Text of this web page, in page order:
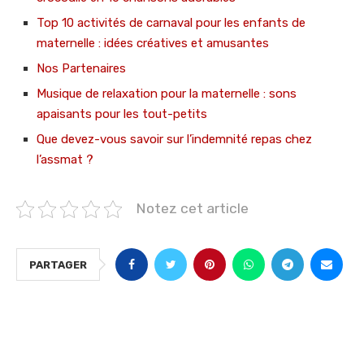
Top 10 activités de carnaval pour les enfants de
maternelle : idées créatives et amusantes
Nos Partenaires
Musique de relaxation pour la maternelle : sons
apaisants pour les tout-petits
Que devez-vous savoir sur l’indemnité repas chez
l’assmat ?
Notez cet article
PARTAGER